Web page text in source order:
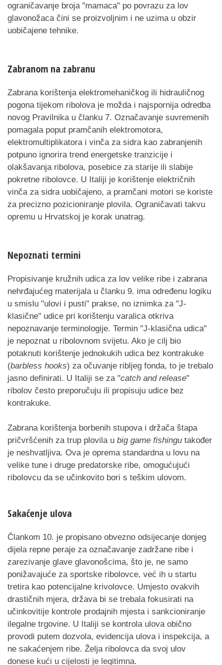
ograničavanje broja "mamaca" po povrazu za lov
glavonožaca čini se proizvoljnim i ne uzima u obzir
uobičajene tehnike.
Zabranom na zabranu
Zabrana korištenja elektromehaničkog ili hidrauličnog
pogona tijekom ribolova je možda i najspornija odredba
novog Pravilnika u članku 7. Označavanje suvremenih
pomagala poput pramčanih elektromotora,
elektromultiplikatora i vinča za sidra kao zabranjenih
potpuno ignorira trend energetske tranzicije i
olakšavanja ribolova, posebice za starije ili slabije
pokretne ribolovce. U Italiji je korištenje električnih
vinča za sidra uobičajeno, a pramčani motori se koriste
za precizno pozicioniranje plovila. Ograničavati takvu
opremu u Hrvatskoj je korak unatrag.
Nepoznati termini
Propisivanje kružnih udica za lov velike ribe i zabrana
nehrđajućeg materijala u članku 9. ima određenu logiku
u smislu "ulovi i pusti" prakse, no iznimka za "J-
klasične" udice pri korištenju varalica otkriva
nepoznavanje terminologije. Termin "J-klasična udica"
je nepoznat u ribolovnom svijetu. Ako je cilj bio
potaknuti korištenje jednokukih udica bez kontrakuke
(barbless hooks) za očuvanje ribljeg fonda, to je trebalo
jasno definirati. U Italiji se za "catch and release"
ribolov često preporučuju ili propisuju udice bez
kontrakuke.
Zabrana korištenja borbenih stupova i držača štapa
pričvršćenih za trup plovila u big game fishingu također
je neshvatljiva. Ova je oprema standardna u lovu na
velike tune i druge predatorske ribe, omogućujući
ribolovcu da se učinkovito bori s teškim ulovom.
Sakaćenje ulova
Člankom 10. je propisano obvezno odsijecanje donjeg
dijela repne peraje za označavanje zadržane ribe i
zarezivanje glave glavonošcima, što je, ne samo
ponižavajuće za sportske ribolovce, već ih u startu
tretira kao potencijalne krivolovce. Umjesto ovakvih
drastičnih mjera, država bi se trebala fokusirati na
učinkovitije kontrole prodajnih mjesta i sankcioniranje
ilegalne trgovine. U Italiji se kontrola ulova obično
provodi putem dozvola, evidencija ulova i inspekcija, a
ne sakaćenjem ribe. Želja ribolovca da svoj ulov
donese kući u cijelosti je legitimna.